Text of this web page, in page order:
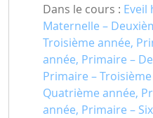
Dans le cours : Eveil
Maternelle –
Troisième année,
année, Primaire –
Primaire –
Quatrième année,
année, Primaire –